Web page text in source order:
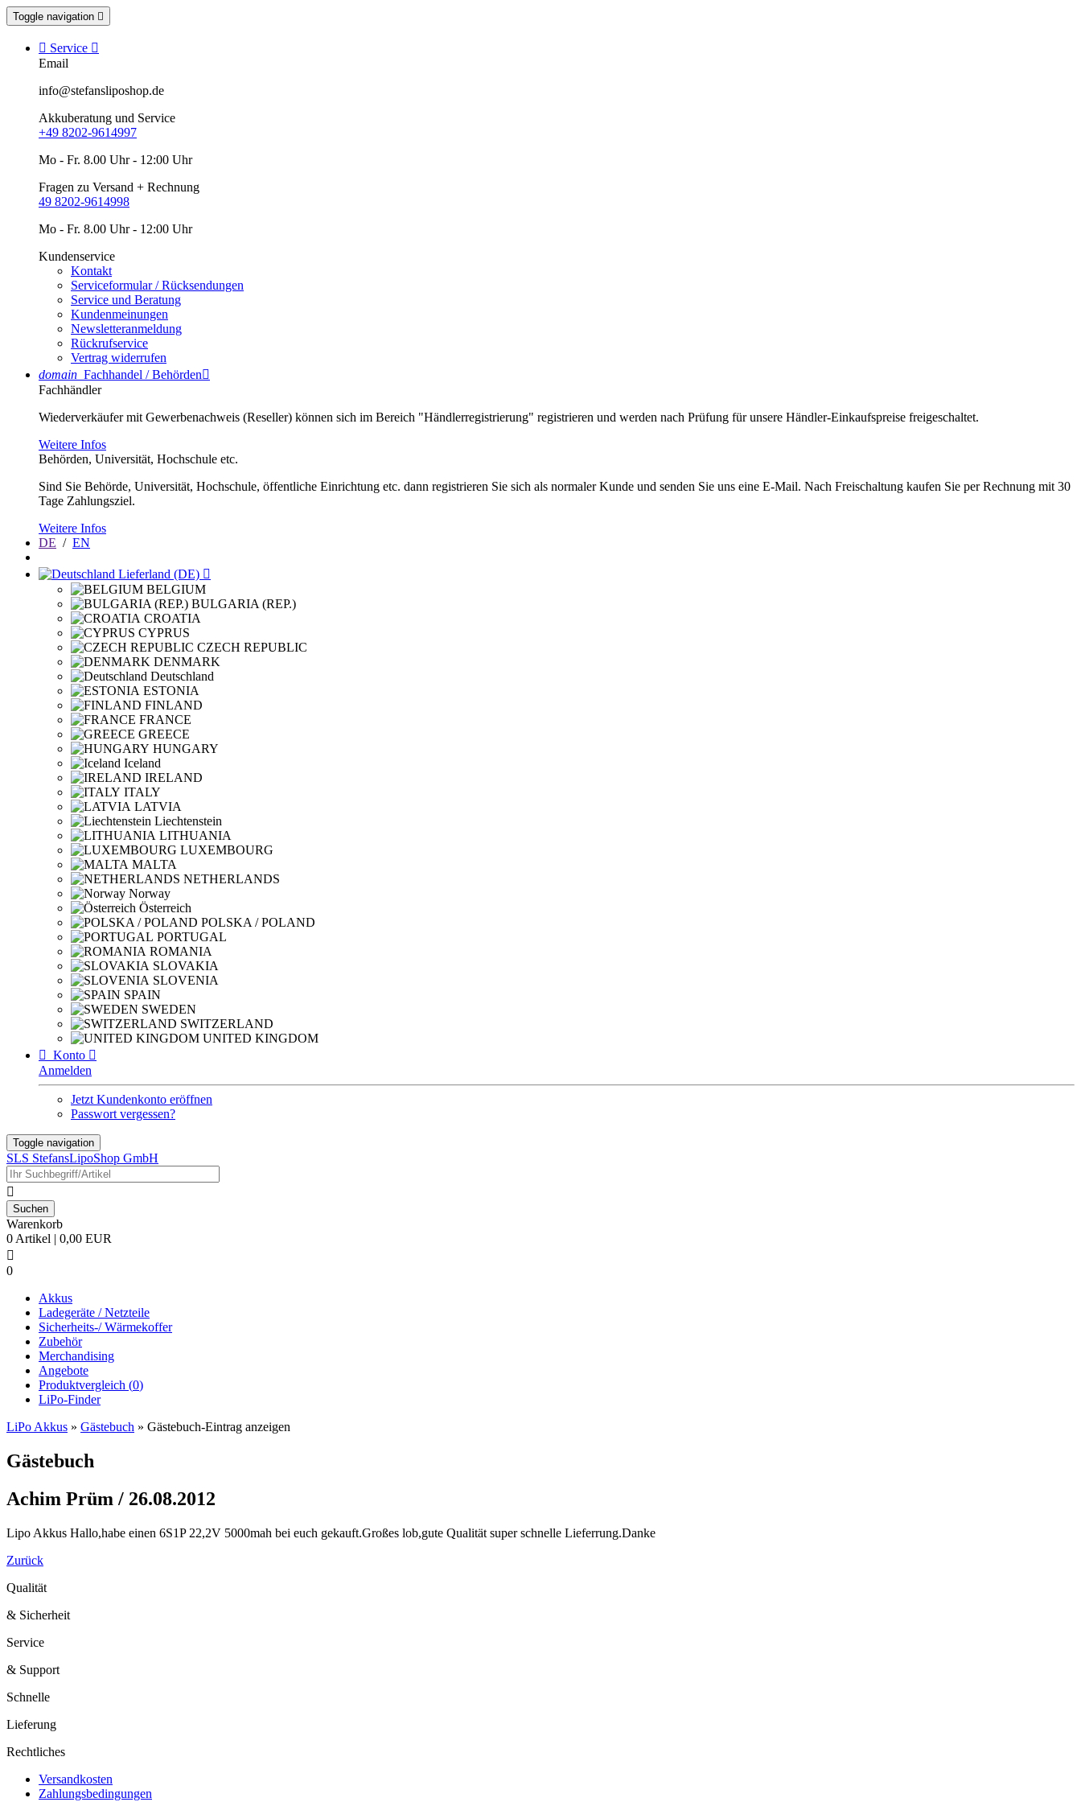
Toggle navigation 
 Service 
Email
info@stefansliposhop.de
Akkuberatung und Service
+49 8202-9614997
Mo - Fr. 8.00 Uhr - 12:00 Uhr
Fragen zu Versand + Rechnung
49 8202-9614998
Mo - Fr. 8.00 Uhr - 12:00 Uhr
Kundenservice
Kontakt
Serviceformular / Rücksendungen
Service und Beratung
Kundenmeinungen
Newsletteranmeldung
Rückrufservice
Vertrag widerrufen
domain Fachhandel / Behörden
Fachhändler
Wiederverkäufer mit Gewerbenachweis (Reseller) können sich im Bereich "Händlerregistrierung" registrieren und werden nach Prüfung für unsere Händler-Einkaufspreise freigeschaltet.
Weitere Infos
Behörden, Universität, Hochschule etc.
Sind Sie Behörde, Universität, Hochschule, öffentliche Einrichtung etc. dann registrieren Sie sich als normaler Kunde und senden Sie uns eine E-Mail. Nach Freischaltung kaufen Sie per Rechnung mit 30
Tage Zahlungsziel.
Weitere Infos
DE / EN
Lieferland (DE) 
BELGIUM
BULGARIA (REP.)
CROATIA
CYPRUS
CZECH REPUBLIC
DENMARK
Deutschland
ESTONIA
FINLAND
FRANCE
GREECE
HUNGARY
Iceland
IRELAND
ITALY
LATVIA
Liechtenstein
LITHUANIA
LUXEMBOURG
MALTA
NETHERLANDS
Norway
Österreich
POLSKA / POLAND
PORTUGAL
ROMANIA
SLOVAKIA
SLOVENIA
SPAIN
SWEDEN
SWITZERLAND
UNITED KINGDOM
 Konto 
Anmelden
Jetzt Kundenkonto eröffnen
Passwort vergessen?
Toggle navigation
SLS StefansLipoShop GmbH

Warenkorb
0 Artikel | 0,00 EUR

0
Akkus
Ladegeräte / Netzteile
Sicherheits-/ Wärmekoffer
Zubehör
Merchandising
Angebote
Produktvergleich (0)
LiPo-Finder
LiPo Akkus » Gästebuch » Gästebuch-Eintrag anzeigen
Gästebuch
Achim Prüm / 26.08.2012
Lipo Akkus Hallo,habe einen 6S1P 22,2V 5000mah bei euch gekauft.Großes lob,gute Qualität super schnelle Lieferrung.Danke
Zurück
Qualität
& Sicherheit
Service
& Support
Schnelle
Lieferung
Rechtliches
Versandkosten
Zahlungsbedingungen